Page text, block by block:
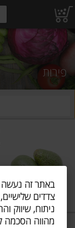
פירות
באתר זה
צדדים
ניתוח, שיווק
מהווה הסכמה